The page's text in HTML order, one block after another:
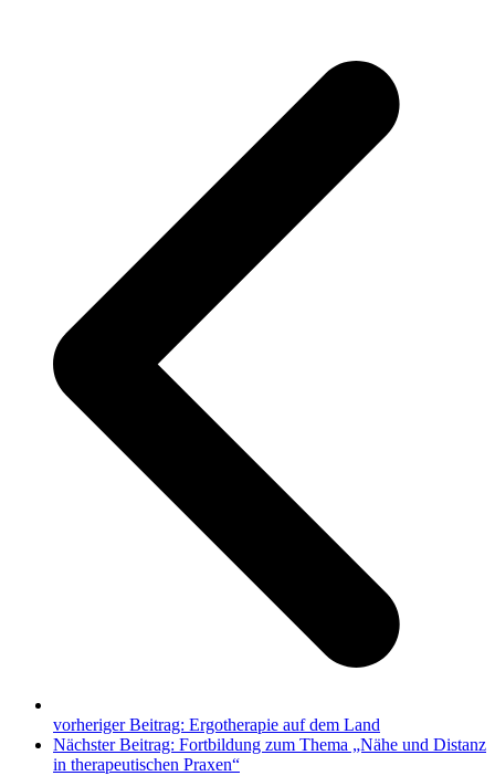
vorheriger Beitrag: Ergotherapie auf dem Land
Nächster Beitrag: Fortbildung zum Thema „Nähe und Distanz
in therapeutischen Praxen“